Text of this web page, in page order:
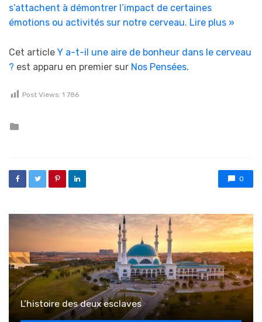
s’attachent à démontrer l’impact de certaines
émotions ou activités sur notre cerveau. Lire plus »
Cet article Y a-t-il une aire de bonheur dans le cerveau
? est apparu en premier sur Nos Pensées.
Post Views: 1 786
0
L’histoire des deux esclaves